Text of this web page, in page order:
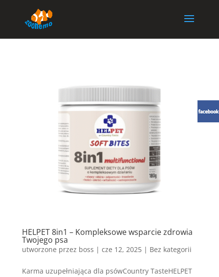
HELPET 8in1 – Kompleksowe wsparcie zdrowia
Twojego psa
utworzone przez boss | cze 12, 2025| Bez kategorii
Karma uzupełniająca dla psówCountry TasteHELPET